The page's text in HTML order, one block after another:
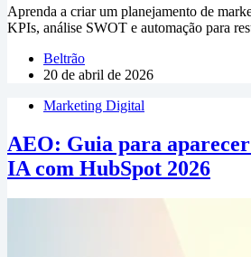
Aprenda a criar um planejamento de
KPIs, análise SWOT e automação para
Beltrão
20 de abril de 2026
Marketing Digital
AEO: Guia para aparecer
IA com HubSpot 2026